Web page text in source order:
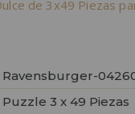
de 3x49 Piezas
Ravensburger-
Puzzle 3 x 49 Piezas